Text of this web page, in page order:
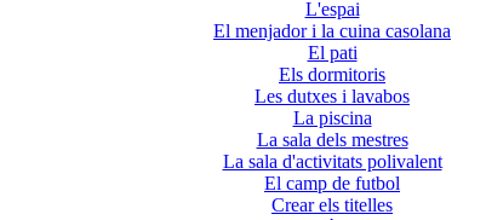
L'espai
El menjador i la cuina casolana
El pati
Els dormitoris
Les dutxes i lavabos
La piscina
La sala dels mestres
La sala d'activitats polivalent
El camp de futbol
Crear els titelles